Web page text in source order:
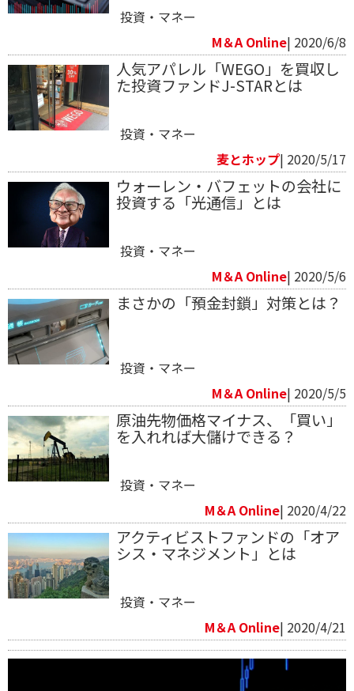
投資・マネー
M＆A Online| 2020/6/8
人気アパレル「WEGO」を買収し
た投資ファンドJ-STARとは
投資・マネー
麦とホップ| 2020/5/17
ウォーレン・バフェットの会社に
投資する「光通信」とは
投資・マネー
M＆A Online| 2020/5/6
まさかの「預金封鎖」対策とは？
投資・マネー
M＆A Online| 2020/5/5
原油先物価格マイナス、「買い」
を入れれば大儲けできる？
投資・マネー
M＆A Online| 2020/4/22
アクティビストファンドの「オア
シス・マネジメント」とは
投資・マネー
M＆A Online| 2020/4/21